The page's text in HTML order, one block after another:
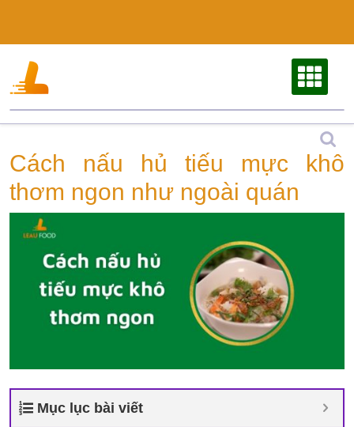
content
Cách nấu hủ tiếu mực khô
thơm ngon như ngoài quán
Mục lục bài viết